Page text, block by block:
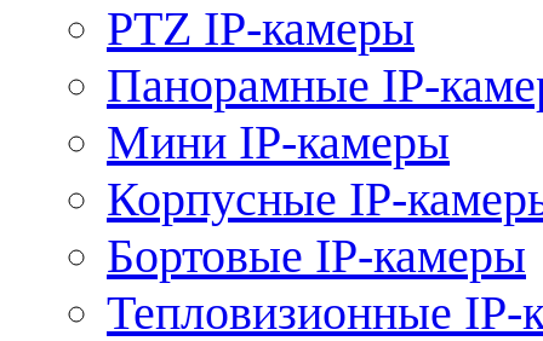
PTZ IP-камеры
Панорамные IP-
Мини IP-камеры
Корпусные IP-
Бортовые IP-камеры
Тепловизионные IP-